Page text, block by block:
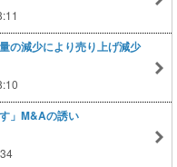
の減少により売り上げ減少
」M&Aの誘い